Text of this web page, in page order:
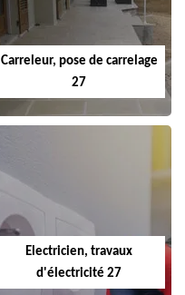
Carreleur, pose de carrelage
27
Electricien, travaux
d'électricité 27